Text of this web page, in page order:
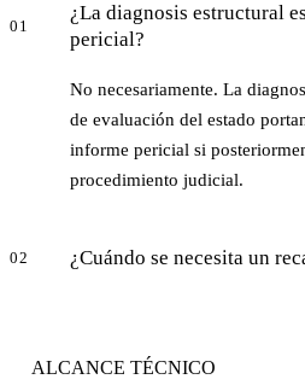
01
¿La diagnosis estructural
pericial?
No necesariamente. La
de evaluación del estado
informe pericial si
procedimiento judicial.
02 ¿Cuándo se necesita un
ALCANCE TÉCNICO